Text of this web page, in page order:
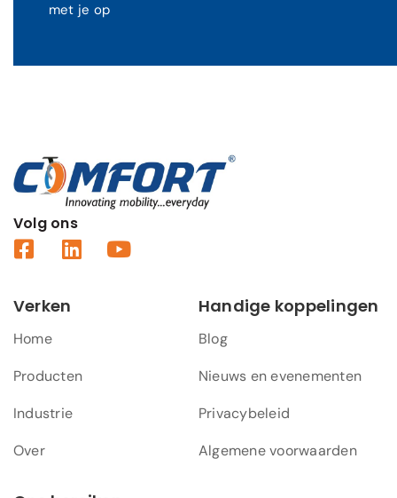
met je op
Volg ons
Verken
Home
Producten
Industrie
Over
Handige koppelingen
Blog
Nieuws en evenementen
Privacybeleid
Algemene voorwaarden